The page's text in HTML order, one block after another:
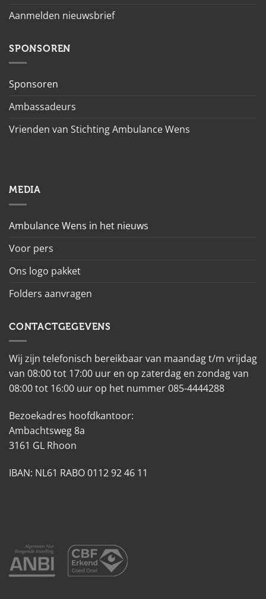
Aanmelden nieuwsbrief
SPONSOREN
Sponsoren
Ambassadeurs
Vrienden van Stichting Ambulance Wens
MEDIA
Ambulance Wens in het nieuws
Voor pers
Ons logo pakket
Folders aanvragen
CONTACTGEGEVENS
Wij zijn telefonisch bereikbaar van maandag t/m vrijdag
van 08:00 tot 17:00 uur en op zaterdag en zondag van
08:00 tot 16:00 uur op het nummer 085-4444288
Bezoekadres hoofdkantoor:
Ambachtsweg 8a
3161 GL Rhoon
IBAN: NL61 RABO 0112 92 46 11